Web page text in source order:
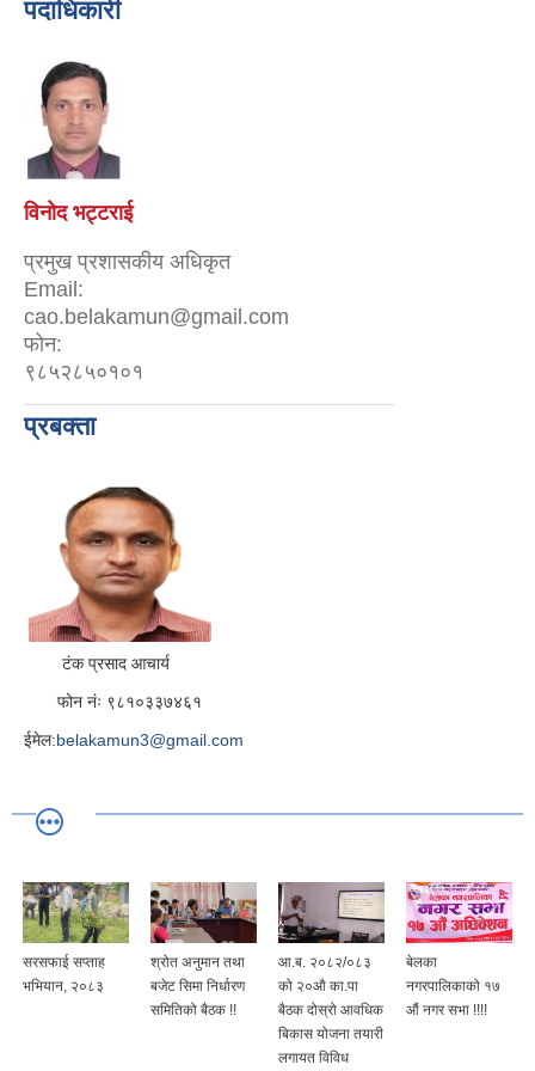
पदाधिकारी
विनोद भट्टराई
प्रमुख प्रशासकीय अधिकृत
Email:
cao.belakamun@gmail.com
फोन:
९८५२८५०१०१
प्रबक्ता
टंक प्रसाद आचार्य
फोन नंः ९८१०३३७४६१
ईमेल:belakamun3@gmail.com
सरसफाई सप्ताह
भभियान, २०८३
श्रोत अनुमान तथा
बजेट सिमा निर्धारण
समितिको बैठक !!
आ.ब. २०८२/०८३
को २०औ का.पा
बैठक दोस्रो आवधिक
बिकास योजना तयारी
लगायत विविध
बेलका
नगरपालिकाको १७
औं नगर सभा !!!!